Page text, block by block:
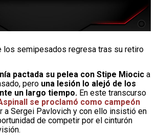
los semipesados regresa tras su retiro
pactada su pelea con Stipe Miocic a
pero una lesión lo alejó de los
un largo tiempo. En este transcurso
se proclamó como campeón
a Sergei Pavlovich y con ello insistió en
de competir por el cinturón